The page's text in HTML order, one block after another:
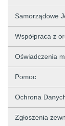
Samorządowe
Współpraca z
Oświadczenia
Pomoc
Ochrona
Zgłoszenia